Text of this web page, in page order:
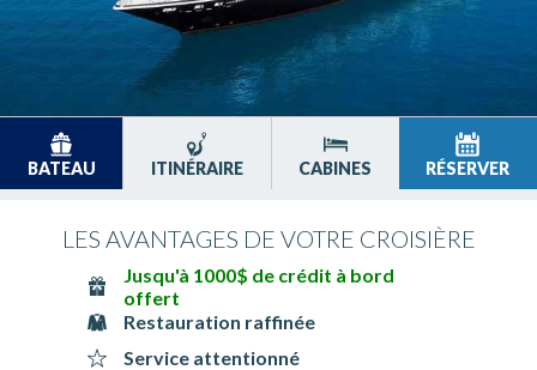
BATEAU ITINÉRAIRE CABINES RÉSERVER
LES AVANTAGES DE VOTRE CROISIÈRE
Jusqu'à 1000$ de crédit à bord
offert
Restauration raffinée
Service attentionné